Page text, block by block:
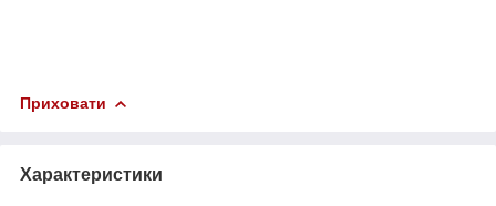
Приховати
Характеристики